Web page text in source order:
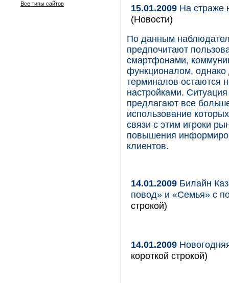
Все типы сайтов 15.01.2009 На страже
(Новости)
По данным
предпочитают
смартфонами,
функционалом, однако
терминалов остаются
настройками.
предлагают все
использование
связи с этим игроки
повышения
клиентов.
14.01.2009 Билайн
повод» и «Семья» с
строкой)
14.01.2009
короткой строкой)